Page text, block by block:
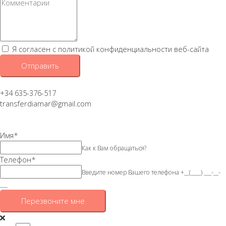
Я согласен с политикой конфиденциальности веб-сайта
Отправить
+34 635-376-517
transferdiamar@gmail.com
Имя*
Как к Вам обращаться?
Телефон*
Введите номер Вашего телефона +__(____) ___-__-
Перезвоните мне